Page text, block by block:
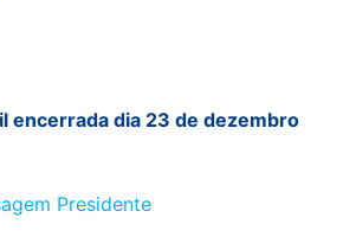
encerrada dia 23 de dezembro